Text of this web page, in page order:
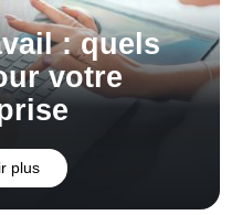
: quels
votre
plus